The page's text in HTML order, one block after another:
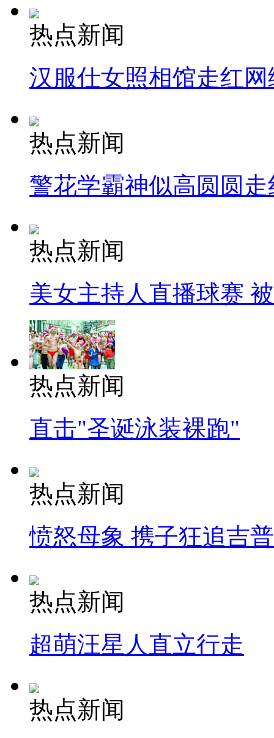
热点新闻
汉服仕女照相馆走红网
热点新闻
警花学霸神似高圆圆走
热点新闻
美女主持人直播球赛
热点新闻
直击"圣诞泳装裸跑"
热点新闻
愤怒母象 携子狂追吉
热点新闻
超萌汪星人直立行走
热点新闻